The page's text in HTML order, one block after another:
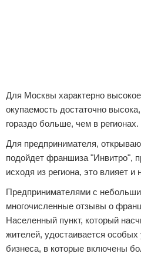
Для Москвы характерно
окупаемость достаточно
гораздо больше, чем в регионах.
Для предпринимателя,
подойдет франшиза "Инвитро",
исходя из региона, это влияет
Предпринимателями с
многочисленные отзывы о
Населенный пункт, который
жителей, удостаивается особых
бизнеса, в которые включены